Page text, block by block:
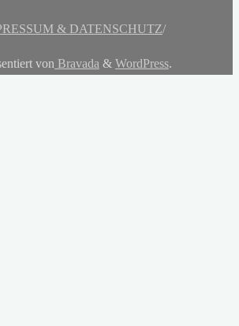
& DATENSCHUTZ/
von Bravada & WordPress.